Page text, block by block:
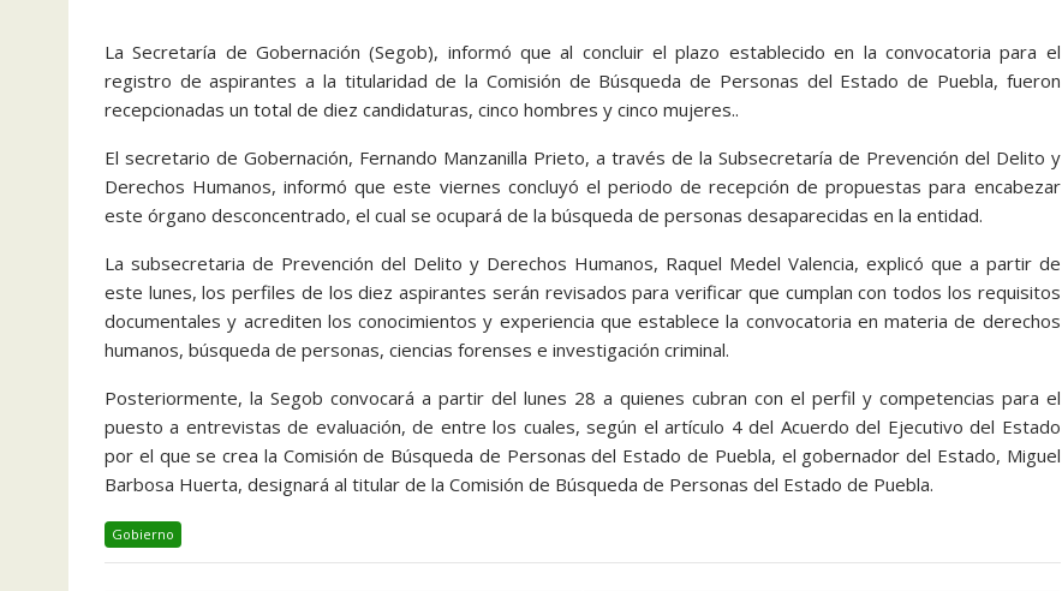
La Secretaría de Gobernación (Segob), informó que al concluir el plazo establecido en la convocatoria para el
registro de aspirantes a la titularidad de la Comisión de Búsqueda de Personas del Estado de Puebla, fueron
recepcionadas un total de diez candidaturas, cinco hombres y cinco mujeres..
El secretario de Gobernación, Fernando Manzanilla Prieto, a través de la Subsecretaría de Prevención del Delito y
Derechos Humanos, informó que este viernes concluyó el periodo de recepción de propuestas para encabezar
este órgano desconcentrado, el cual se ocupará de la búsqueda de personas desaparecidas en la entidad.
La subsecretaria de Prevención del Delito y Derechos Humanos, Raquel Medel Valencia, explicó que a partir de
este lunes, los perfiles de los diez aspirantes serán revisados para verificar que cumplan con todos los requisitos
documentales y acrediten los conocimientos y experiencia que establece la convocatoria en materia de derechos
humanos, búsqueda de personas, ciencias forenses e investigación criminal.
Posteriormente, la Segob convocará a partir del lunes 28 a quienes cubran con el perfil y competencias para el
puesto a entrevistas de evaluación, de entre los cuales, según el artículo 4 del Acuerdo del Ejecutivo del Estado
por el que se crea la Comisión de Búsqueda de Personas del Estado de Puebla, el gobernador del Estado, Miguel
Barbosa Huerta, designará al titular de la Comisión de Búsqueda de Personas del Estado de Puebla.
Gobierno